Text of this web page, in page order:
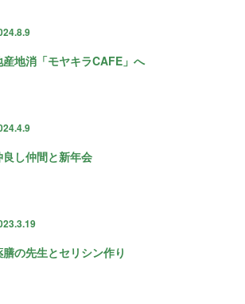
産地消「モヤキラCAFE」へ
良し仲間と新年会
膳の先生とセリシン作り